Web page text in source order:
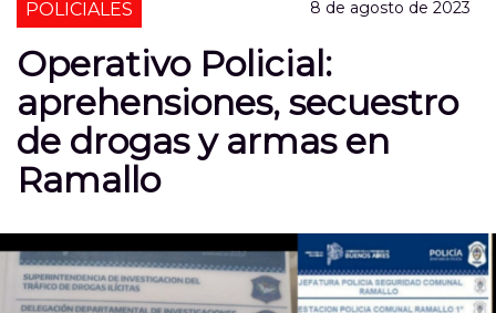
POLICIALES 8 de agosto de 2023
Operativo Policial:
aprehensiones, secuestro
de drogas y armas en
Ramallo